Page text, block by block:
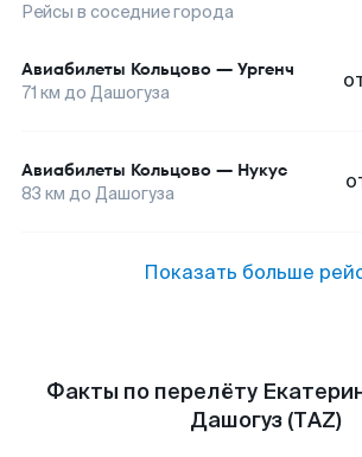
Рейсы в соседние города
Авиабилеты Кольцово — Ургенч
71 км до Дашогуза
Авиабилеты Кольцово — Нукус
83 км до Дашогуза
Показать больше
Факты по перелёту
Дашогуз (TAZ)